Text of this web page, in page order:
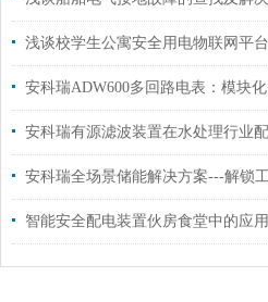
智能安全配电装置伙房食堂中的应用